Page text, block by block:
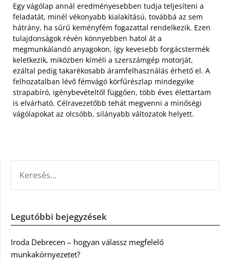
Egy vágólap annál eredményesebben tudja teljesíteni a
feladatát, minél vékonyabb kialakítású, továbbá az sem
hátrány, ha sűrű keményfém fogazattal rendelkezik. Ezen
tulajdonságok révén könnyebben hatol át a
megmunkálandó anyagokon, így kevesebb forgácstermék
keletkezik, miközben kíméli a szerszámgép motorját,
ezáltal pedig takarékosabb áramfelhasználás érhető el. A
felhozatalban lévő fémvágó körfűrészlap mindegyike
strapabíró, igénybevételtől függően, több éves élettartam
is elvárható. Célravezetőbb tehát megvenni a minőségi
vágólapokat az olcsóbb, silányabb változatok helyett.
Legutóbbi bejegyzések
Iroda Debrecen – hogyan válassz megfelelő
munkakörnyezetet?